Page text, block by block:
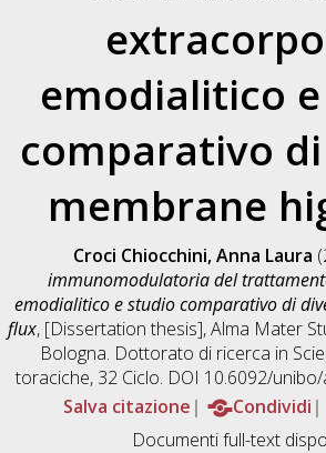
emodialitico
comparativo
membrane
Croci Chiocchini, Anna Laura
immunomodulatoria del
emodialitico e studio comparativo di
flux, [Dissertation thesis], Alma Mater
Bologna. Dottorato di ricerca in
toraciche, 32 Ciclo. DOI 10.6092/
Salva citazione
Condividi
Documenti full-text